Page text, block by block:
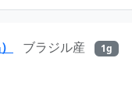
ブラジル産 1g